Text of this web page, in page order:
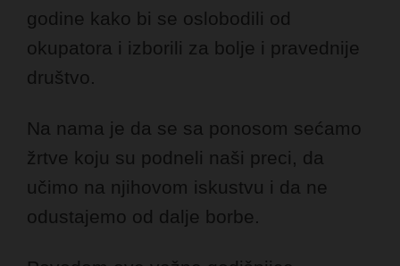
godine kako bi se oslobodili od
okupatora i izborili za bolje i pravednije
društvo.
Na nama je da se sa ponosom sećamo
žrtve koju su podneli naši preci, da
učimo na njihovom iskustvu i da ne
odustajemo od dalje borbe.